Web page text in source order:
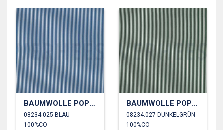
BAUMWOLLE POPELINE STREIFEN
08234.025 BLAU
100%CO
BAUMWOLLE POPELINE STREIFEN
08234.027 DUNKELGRÜN
100%CO